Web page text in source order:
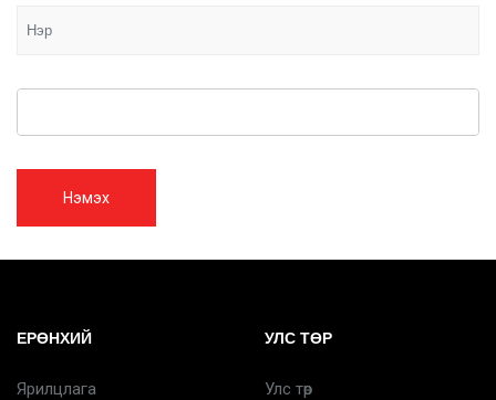
Нэмэх
ЕРӨНХИЙ
Ярилцлага
УЛС ТӨР
Улс төр